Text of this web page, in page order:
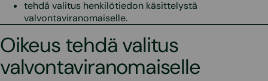
tehdä valitus henkilötiedon käsittelystä
valvontaviranomaiselle.
Oikeus tehdä valitus
valvontaviranomaiselle